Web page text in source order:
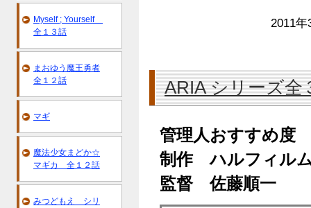
2011
ARIA シリーズ全
管理人おすす
制作 ハルフィル
監督 佐藤順一
Myself ; Yourself
全１３話
まおゆう魔王勇者
全１２話
マギ
魔法少女まどか☆
マギカ 全１２話
みつどもえ シリ